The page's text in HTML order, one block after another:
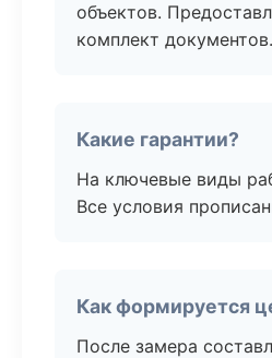
объектов.
комплект документов.
Какие гарантии?
На ключевые виды
Все условия
Как формируется
После замера